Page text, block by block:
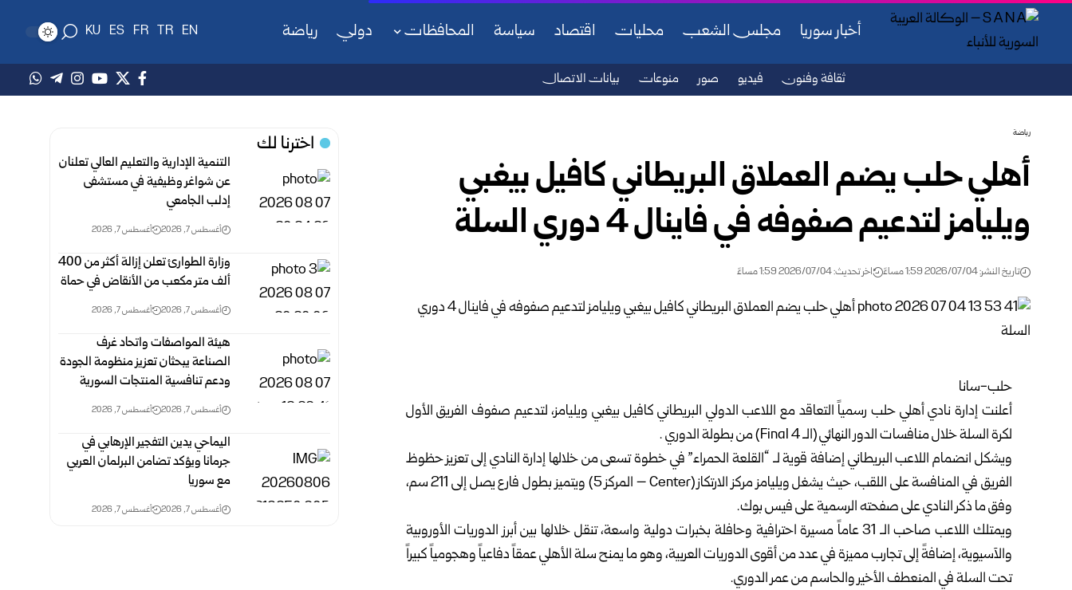
أخبار سوريا مجلس الشعب محليات اقتصاد سياسة المحافظات دولي رياضة EN
TR
FR
ES
KU
ثقافة وفنون فيديو صور منوعات بيانات الاتصال
رياضة
أهلي حلب يضم العملاق البريطاني كافيل بيغبي
ويليامز لتدعيم صفوفه في فاينال 4 دوري السلة
تاريخ النشر: 2026/07/04 1:59 مساءً اخر تحديث: 2026/07/04 1:59 مساءً
حلب-سانا
أعلنت إدارة نادي أهلي حلب رسمياً التعاقد مع اللاعب الدولي البريطاني كافيل بيغبي ويليامز، لتدعيم صفوف الفريق الأول
لكرة السلة خلال منافسات الدور النهائي (الـ Final 4) من بطولة الدوري .
ويشكل انضمام اللاعب البريطاني إضافة قوية لـ “القلعة الحمراء” في خطوة تسعى من خلالها إدارة النادي إلى تعزيز حظوظ
الفريق في المنافسة على اللقب، حيث يشغل ويليامز مركز الارتكاز (Center – المركز 5) ويتميز بطول فارع يصل إلى 211 سم،
وفق ما ذكر النادي على صفحته الرسمية على فيس بوك.
ويمتلك اللاعب صاحب الـ 31 عاماً مسيرة احترافية وحافلة بخبرات دولية واسعة، تنقل خلالها بين أبرز الدوريات الأوروبية
والآسيوية، إضافةً إلى تجارب مميزة في عدد من أقوى الدوريات العربية، وهو ما يمنح سلة الأهلي عمقاً دفاعياً وهجومياً كبيراً
تحت السلة في المنعطف الأخير والحاسم من عمر الدوري.
اخترنا لك
التنمية الإدارية والتعليم العالي تعلنان
عن شواغر وظيفية في مستشفى
إدلب الجامعي
أغسطس 7, 2026 أغسطس 7, 2026
وزارة الطوارئ تعلن إزالة أكثر من 400
ألف متر مكعب من الأنقاض في ‏حماة ‏
أغسطس 7, 2026 أغسطس 7, 2026
هيئة المواصفات واتحاد غرف
الصناعة يبحثان تعزيز منظومة الجودة
ودعم تنافسية المنتجات السورية
أغسطس 7, 2026 أغسطس 7, 2026
اليماحي يدين التفجير الإرهابي في
جرمانا ويؤكد تضامن البرلمان العربي
مع سوريا
أغسطس 7, 2026 أغسطس 7, 2026